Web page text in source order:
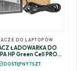
DO LAPTOPÓW
ŁADOWARKA DO
HP Green Cell PRO
19,5V 2,31A 45W
4,5mm/3,0mm
DOSTĘPNY 7SZT.